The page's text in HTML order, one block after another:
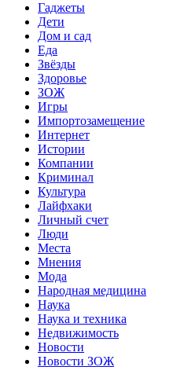
Гаджеты
Дети
Дом и сад
Еда
Звёзды
Здоровье
ЗОЖ
Игры
Импортозамещение
Интернет
Истории
Компании
Криминал
Культура
Лайфхаки
Личный счет
Люди
Места
Мнения
Мода
Народная медицина
Наука
Наука и техника
Недвижимость
Новости
Новости ЗОЖ